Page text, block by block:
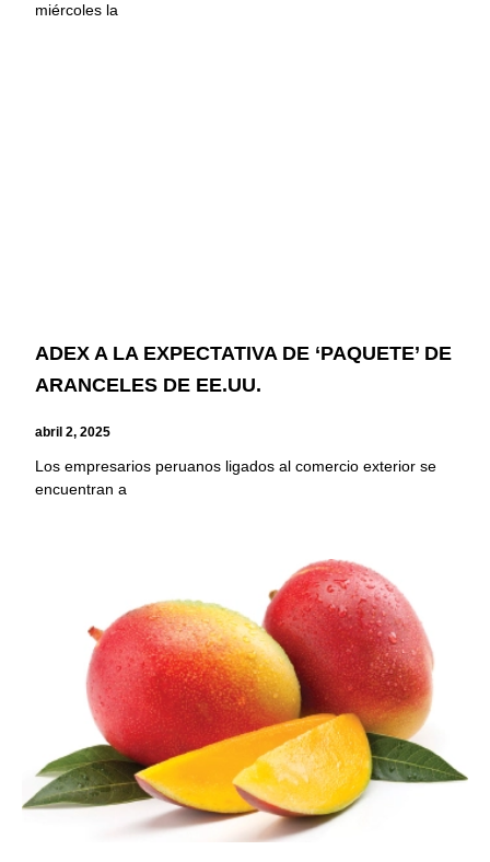
miércoles la
ADEX A LA EXPECTATIVA DE ‘PAQUETE’ DE
ARANCELES DE EE.UU.
abril 2, 2025
Los empresarios peruanos ligados al comercio exterior se
encuentran a